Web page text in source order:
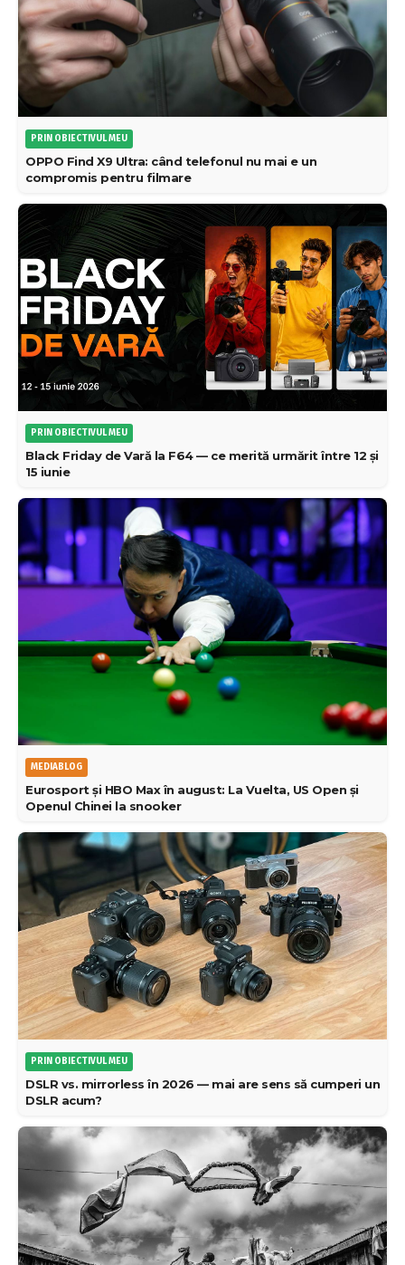
PRIN OBIECTIVUL MEU
OPPO Find X9 Ultra: când telefonul nu mai e un
compromis pentru filmare
PRIN OBIECTIVUL MEU
Black Friday de Vară la F64 — ce merită urmărit între 12 și
15 iunie
MEDIABLOG
Eurosport și HBO Max în august: La Vuelta, US Open și
Openul Chinei la snooker
PRIN OBIECTIVUL MEU
DSLR vs. mirrorless în 2026 — mai are sens să cumperi un
DSLR acum?